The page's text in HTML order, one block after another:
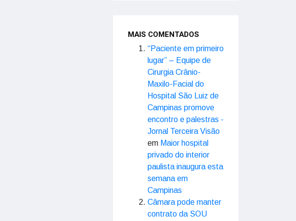
MAIS COMENTADOS
“Paciente em primeiro
lugar” – Equipe de
Cirurgia Crânio-
Maxilo-Facial do
Hospital São Luiz de
Campinas promove
encontro e palestras -
Jornal Terceira Visão
em Maior hospital
privado do interior
paulista inaugura esta
semana em
Campinas
Câmara pode manter
contrato da SOU